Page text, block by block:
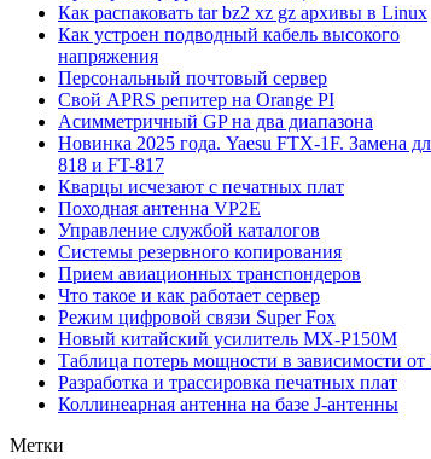
Как распаковать tar bz2 xz gz архивы в Linux
Как устроен подводный кабель высокого
напряжения
Персональный почтовый сервер
Свой APRS репитер на Orange PI
Асимметричный GP на два диапазона
Новинка 2025 года. Yaesu FTX-1F. Замена
818 и FT-817
Кварцы исчезают с печатных плат
Походная антенна VP2E
Управление службой каталогов
Системы резервного копирования
Прием авиационных транспондеров
Что такое и как работает сервер
Режим цифровой связи Super Fox
Новый китайский усилитель MX-P150M
Таблица потерь мощности в зависимости
Разработка и трассировка печатных плат
Коллинеарная антенна на базе J-антенны
Метки